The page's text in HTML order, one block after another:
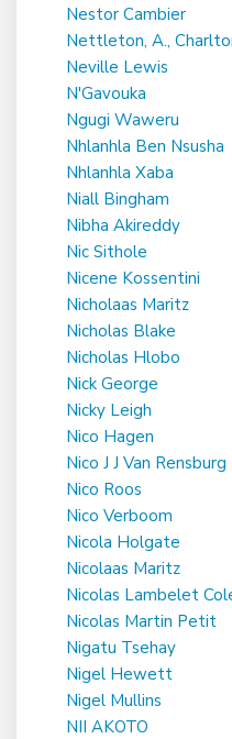
Nestor Cambier
Nettleton, A.,
Neville Lewis
N'Gavouka
Ngugi Waweru
Nhlanhla Ben Nsusha
Nhlanhla Xaba
Niall Bingham
Nibha Akireddy
Nic Sithole
Nicene Kossentini
Nicholaas Maritz
Nicholas Blake
Nicholas Hlobo
Nick George
Nicky Leigh
Nico Hagen
Nico J J Van Rensburg
Nico Roos
Nico Verboom
Nicola Holgate
Nicolaas Maritz
Nicolas Lambelet
Nicolas Martin Petit
Nigatu Tsehay
Nigel Hewett
Nigel Mullins
NII AKOTO